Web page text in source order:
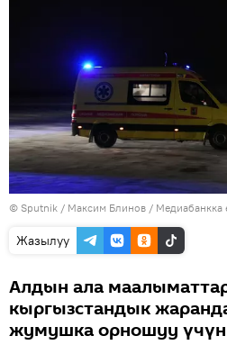
© Sputnik / Максим Блинов / Медиабанкка
Жазылуу
Алдын ала
кыргызстандык
жумушка орношуу